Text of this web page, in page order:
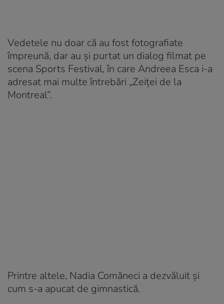
Vedetele nu doar că au fost fotografiate
împreună, dar au și purtat un dialog filmat pe
scena Sports Festival, în care Andreea Esca i-a
adresat mai multe întrebări „Zeiței de la
Montreal”.
Printre altele, Nadia Comăneci a dezvăluit și
cum s-a apucat de gimnastică.